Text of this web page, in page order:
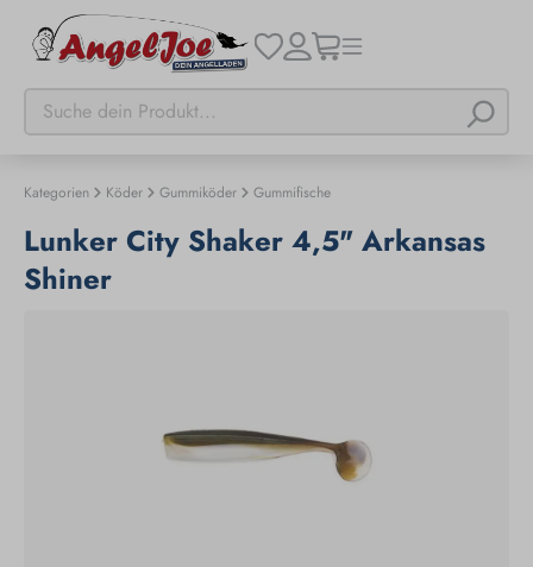
Kategorien Köder Gummiköder Gummifische
Lunker City Shaker 4,5" Arkansas
Shiner